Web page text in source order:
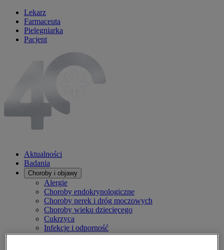
Lekarz
Farmaceuta
Pielęgniarka
Pacjent
Aktualności
Badania
Choroby i objawy
Alergie
Choroby endokrynologiczne
Choroby nerek i dróg moczowych
Choroby wieku dziecięcego
Cukrzyca
Infekcje i odporność
Inne dolegliwości